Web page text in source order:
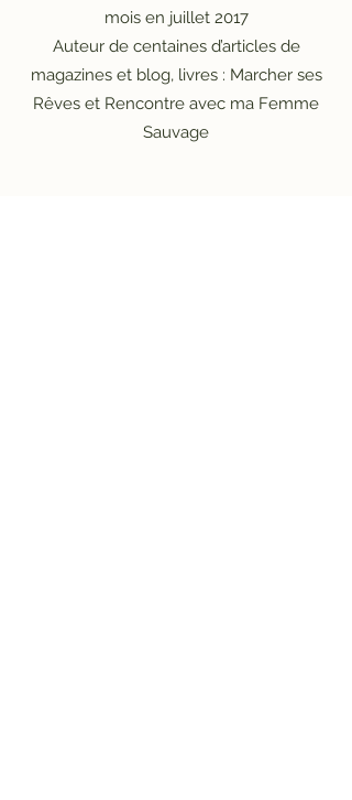
mois en juillet 2017
Auteur de centaines d’articles de
magazines et blog, livres : Marcher ses
Rêves et Rencontre avec ma Femme
Sauvage